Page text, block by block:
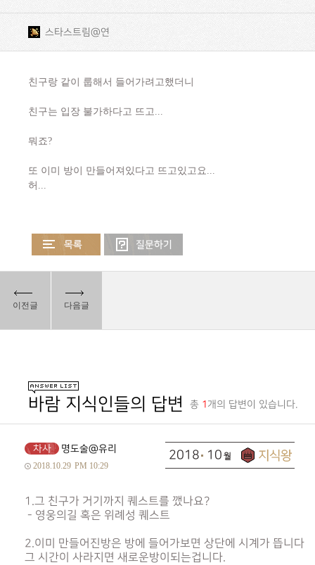
스타스트림@연
친구랑 같이 룹해서 들어가려고했더니
친구는 입장 불가하다고 뜨고...
뭐죠?
또 이미 방이 만들어져있다고 뜨고있고요...
허...
이전글 다음글
바람 지식인들의 답변 총 1 개의 답변이 있습니다.
차사 명도술@유리
2018.10.29 PM 10:29
1.그 친구가 거기까지 퀘스트를 깼나요?
- 영웅의길 혹은 위례성 퀘스트
2.이미 만들어진방은 방에 들어가보면 상단에 시계가 뜹니다
그 시간이 사라지면 새로운방이되는겁니다.
2018 10